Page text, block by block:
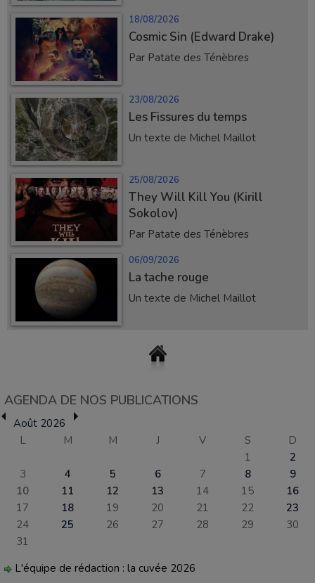
18/08/2026
Cosmic Sin (Edward Drake)
Par Patate des Ténèbres
23/08/2026
Les Fissures du temps
Un texte de Michel Maillot
25/08/2026
They Will Kill You (Kirill
Sokolov)
Par Patate des Ténèbres
06/09/2026
La tache rouge
Un texte de Michel Maillot
AGENDA DE NOS PUBLICATIONS
Août 2026
L
M M J V S
D
1
2
3
4 5 6 7 8
9
10
11 12 13 14 15
16
17
18 19 20 21 22
23
24
25 26 27 28 29
30
31
L'équipe de rédaction : la cuvée 2026